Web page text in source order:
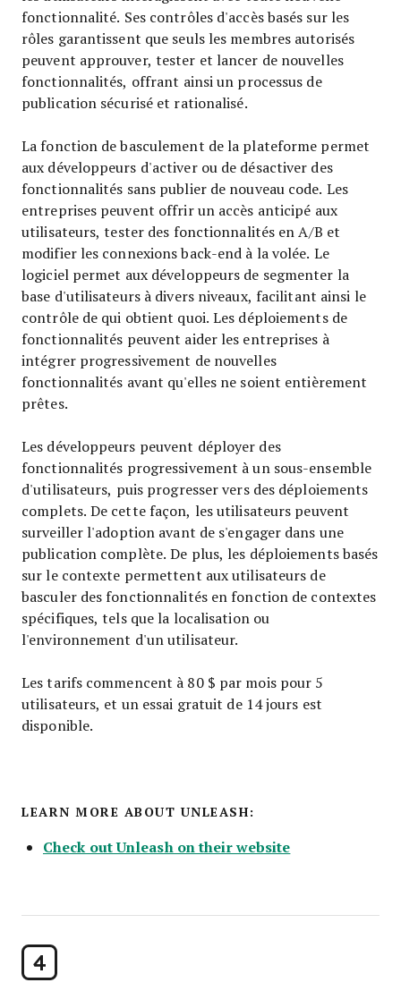
fonctionnalité. Ses contrôles d'accès basés sur les
rôles garantissent que seuls les membres autorisés
peuvent approuver, tester et lancer de nouvelles
fonctionnalités, offrant ainsi un processus de
publication sécurisé et rationalisé.
La fonction de basculement de la plateforme permet
aux développeurs d'activer ou de désactiver des
fonctionnalités sans publier de nouveau code. Les
entreprises peuvent offrir un accès anticipé aux
utilisateurs, tester des fonctionnalités en A/B et
modifier les connexions back-end à la volée. Le
logiciel permet aux développeurs de segmenter la
base d'utilisateurs à divers niveaux, facilitant ainsi le
contrôle de qui obtient quoi. Les déploiements de
fonctionnalités peuvent aider les entreprises à
intégrer progressivement de nouvelles
fonctionnalités avant qu'elles ne soient entièrement
prêtes.
Les développeurs peuvent déployer des
fonctionnalités progressivement à un sous-ensemble
d'utilisateurs, puis progresser vers des déploiements
complets. De cette façon, les utilisateurs peuvent
surveiller l'adoption avant de s'engager dans une
publication complète. De plus, les déploiements basés
sur le contexte permettent aux utilisateurs de
basculer des fonctionnalités en fonction de contextes
spécifiques, tels que la localisation ou
l'environnement d'un utilisateur.
Les tarifs commencent à 80 $ par mois pour 5
utilisateurs, et un essai gratuit de 14 jours est
disponible.
LEARN MORE ABOUT UNLEASH:
Check out Unleash on their website
4